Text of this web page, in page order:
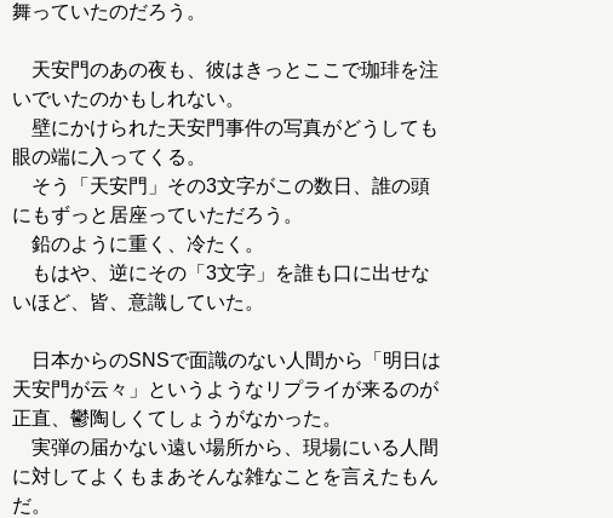
舞っていたのだろう。
天安門のあの夜も、彼はきっとここで珈琲を注
いでいたのかもしれない。
壁にかけられた天安門事件の写真がどうしても
眼の端に入ってくる。
そう「天安門」その3文字がこの数日、誰の頭
にもずっと居座っていただろう。
鉛のように重く、冷たく。
もはや、逆にその「3文字」を誰も口に出せな
いほど、皆、意識していた。
日本からのSNSで面識のない人間から「明日は
天安門が云々」というようなリプライが来るのが
正直、鬱陶しくてしょうがなかった。
実弾の届かない遠い場所から、現場にいる人間
に対してよくもまあそんな雑なことを言えたもん
だ。